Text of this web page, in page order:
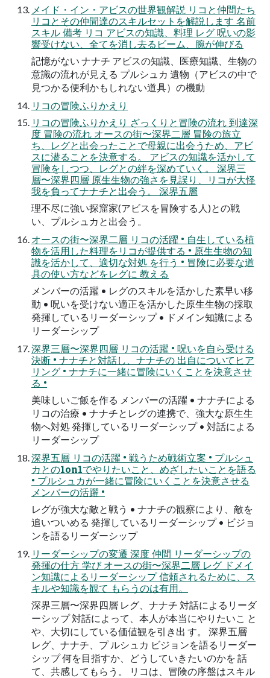
メイド・イン・アビスの世界観解説 リコと仲間たち
リコとその仲間達のスキルセットを解説します 名前
スキル 備考 リコ アビスの知識、料理 レグ 呪いの影
響受けない、全てを消し去るビーム、腕が伸びる
記憶がない ナナチ アビスの知識、医療知識、生物の
意識の流れが見える プルシュカ 遺物（アビスの中で
見つかる便利かもしれない道具）の機動
リコの冒険ふりかえり
リコの冒険ふりかえり ざっくりと冒険の流れ 到達深
度 冒険の流れ オースの街〜深界二層 冒険の旅立
ち、レグと出会ったことで母親に出会うため、アビ
スに潜ることを決意する。 アビスの知識を活かして
冒険をしつつ、レグとの絆を深めていく。 深界三
層〜深界四層 原生生物の強さを見誤り、リコが大怪
我を負ってナナチと出会う。 深界五層
理不尽に強い探窟家(アビスを冒険する人)との戦
い、プルシュカと出会う。
オースの街〜深界二層 リコの活躍 • 自生している植
物を活用した料理をリコが提供する • 原生生物の知
識を活かして、適切な対処 を行う • 冒険に必要な道
具の使い方などをレグに 教える
メンバーの活躍 • レグのスキルを活かした素早い移
動 • 呪いを受けない適正を活かした原生生物の採取
発揮しているリーダーシップ • ドメイン知識による
リーダーシップ
深界三層〜深界四層 リコの活躍 • 呪いを自ら受ける
決断 • ナナチと対話し、ナナチの 出自についてヒア
リング • ナナチに一緒に冒険にいくことを決意させ
る •
美味しいご飯を作る メンバーの活躍 • ナナチによる
リコの治療 • ナナチとレグの連携で、強大な原生生
物へ対処 発揮しているリーダーシップ • 対話による
リーダーシップ
深界五層 リコの活躍 • 戦うため戦術立案 • プルシュ
カとの1on1でやりたいこと、めざしたいことを語る
• プルシュカが一緒に冒険にいくことを決意させる
メンバーの活躍 •
レグが強大な敵と戦う • ナナチの観察により、敵を
追いついめる 発揮しているリーダーシップ • ビジョ
ンを語るリーダーシップ
リーダーシップの変遷 深度 仲間 リーダーシップの
発揮の仕方 学び オースの街〜深界二層 レグ ドメイ
ン知識によるリーダーシップ 信頼されるために、ス
キルや知識を観て もらうのは有用。
深界三層〜深界四層 レグ、ナナチ 対話によるリーダ
ーシップ 対話によって、本人が本当にやりたいこ と
や、大切にしている価値観を引き出 す。 深界五層
レグ、ナナチ、プ ルシュカ ビジョンを語るリーダー
シップ 何を目指すか、どうしていきたいのかを 話
て、共感してもらう。 リコは、冒険の序盤はスキル